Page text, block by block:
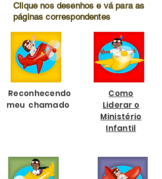
Clique nos desenhos e vá para as
páginas correspondentes
Reconhecendo
meu chamado
Como
Liderar o
Ministério
Infantil